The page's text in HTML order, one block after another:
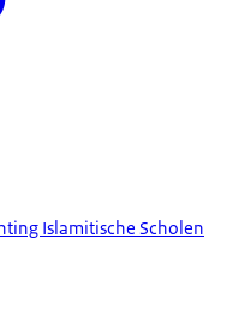
Islamitische Scholen